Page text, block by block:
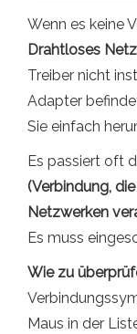
Wenn es keine
Drahtloses
Treiber nicht
Adapter
Sie einfach
Es passiert oft
(Verbindung,
Netzwerken
Es muss
Wie zu
Maus in der